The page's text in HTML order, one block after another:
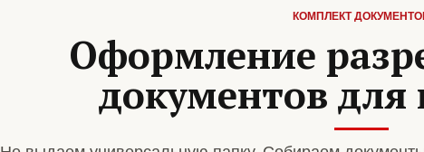
КОМПЛЕКТ
Оформление
документов для